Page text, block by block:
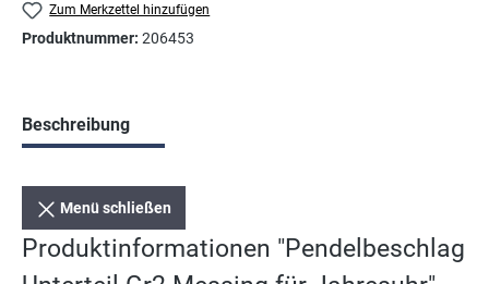
Zum Merkzettel hinzufügen
Produktnummer: 206453
Beschreibung
Menü schließen
Produktinformationen "Pendelbeschlag